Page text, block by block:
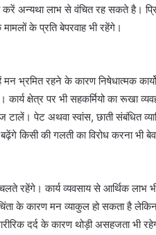
करें अन्यथा लाभ से वंचित रह सकते है।
के प्रति बेपरवाह भी रहेंगे।
भ्रमित रहने के कारण निषेधात्मक
क्षेत्र पर भी सहकर्मियो का रूखा
टालें। पेट अथवा स्वांस, छाती संबंधित
किसी की गलती का विरोध करना भी
रहेंगे। कार्य व्यवसाय से आर्थिक
के कारण मन व्याकुल हो सकता है
दर्द के कारण थोड़ी असहजता भी